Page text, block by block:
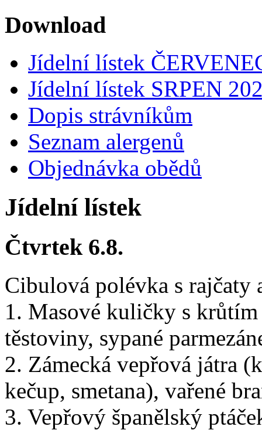
Download
Jídelní lístek
Jídelní lístek SRPEN
Dopis strávníkům
Seznam alergenů
Objednávka obědů
Jídelní lístek
Čtvrtek 6.8.
Cibulová polévka s rajčaty
1. Masové kuličky s krůtím
těstoviny, sypané
2. Zámecká vepřová játra
kečup, smetana), vařené
3. Vepřový španělský